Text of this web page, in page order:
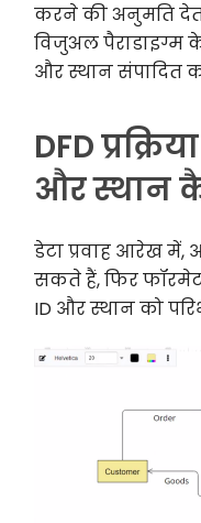
करने की अनुमति
विजुअल
और स्थान संपादित
DFD
और स्थान
डेटा प्रवाह आरेख में,
सकते हैं, फिर
ID और स्थान को